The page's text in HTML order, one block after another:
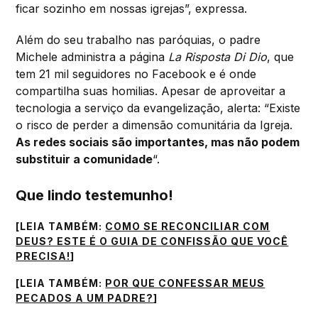
ficar sozinho em nossas igrejas”, expressa.
Além do seu trabalho nas paróquias, o padre
Michele administra a página La Risposta Di Dio, que
tem 21 mil seguidores no Facebook e é onde
compartilha suas homilias. Apesar de aproveitar a
tecnologia a serviço da evangelização, alerta: “Existe
o risco de perder a dimensão comunitária da Igreja.
As redes sociais são importantes, mas não podem
substituir a comunidade“.
Que lindo testemunho!
[LEIA TAMBÉM: COMO SE RECONCILIAR COM
DEUS? ESTE É O GUIA DE CONFISSÃO QUE VOCÊ
PRECISA!]
[LEIA TAMBÉM: POR QUE CONFESSAR MEUS
PECADOS A UM PADRE?]